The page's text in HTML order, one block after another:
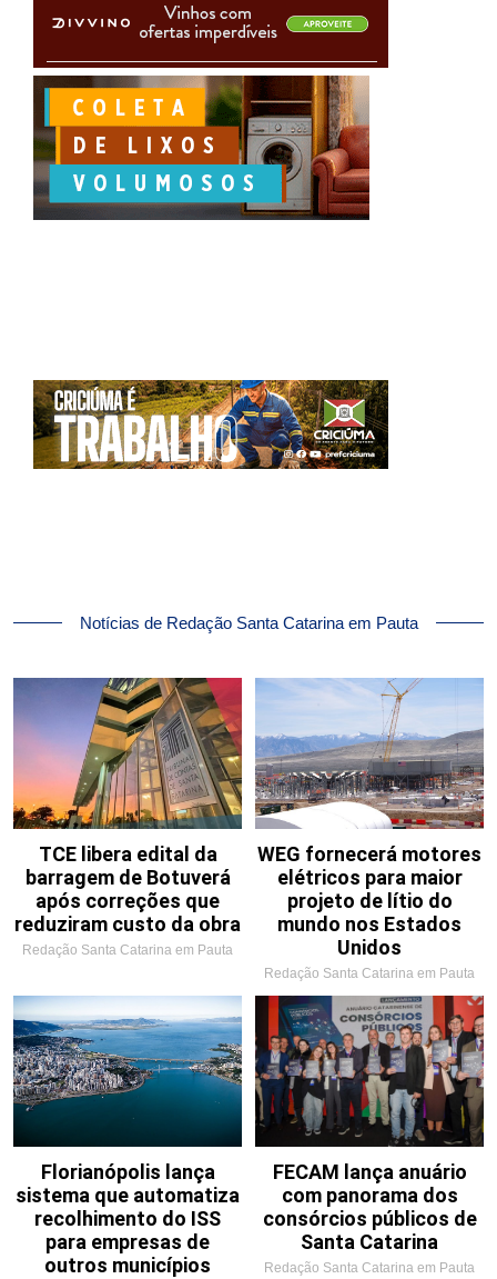
Notícias de Redação Santa Catarina em Pauta
TCE libera edital da
barragem de Botuverá
após correções que
reduziram custo da obra
Redação Santa Catarina em Pauta
WEG fornecerá motores
elétricos para maior
projeto de lítio do
mundo nos Estados
Unidos
Redação Santa Catarina em Pauta
Florianópolis lança
sistema que automatiza
recolhimento do ISS
para empresas de
outros municípios
FECAM lança anuário
com panorama dos
consórcios públicos de
Santa Catarina
Redação Santa Catarina em Pauta